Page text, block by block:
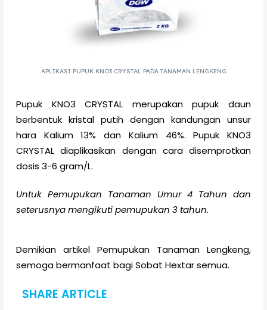
APLIKASI PUPUK KNO3 CRYSTAL PADA TANAMAN LENGKENG
Pupuk KNO3 CRYSTAL merupakan pupuk daun
berbentuk kristal putih dengan kandungan unsur
hara Kalium 13% dan Kalium 46%. Pupuk KNO3
CRYSTAL diaplikasikan dengan cara disemprotkan
dosis 3-6 gram/L.
Untuk Pemupukan Tanaman Umur 4 Tahun dan
seterusnya mengikuti pemupukan 3 tahun.
Demikian artikel Pemupukan Tanaman Lengkeng,
semoga bermanfaat bagi Sobat Hextar semua.
SHARE ARTICLE